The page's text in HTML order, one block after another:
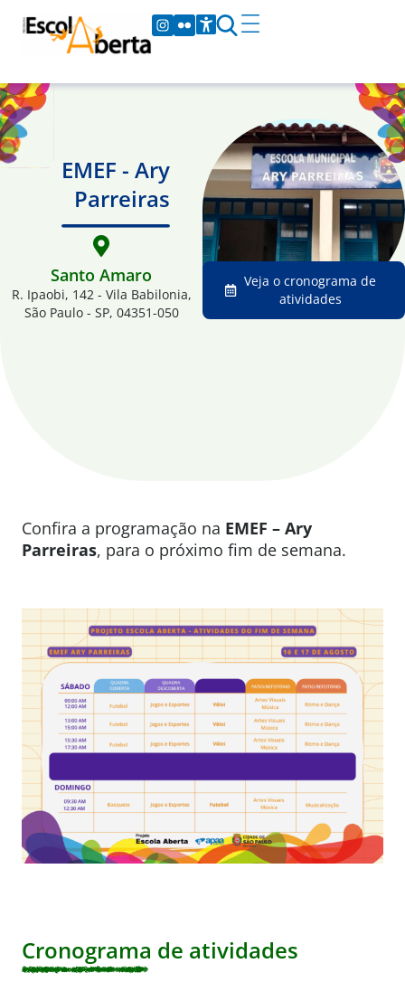
EMEF - Ary
Parreiras
Santo Amaro
R. Ipaobi, 142 - Vila Babilonia,
São Paulo - SP, 04351-050
Veja o cronograma de
atividades
Confira a programação na EMEF – Ary
Parreiras, para o próximo fim de semana.
Cronograma de atividades